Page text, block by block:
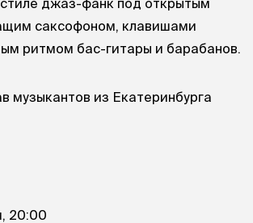
стиле джаз-фанк под открытым
саксофоном, клавишами
ритмом бас-гитары и барабанов.
музыкантов из Екатеринбурга
20:00